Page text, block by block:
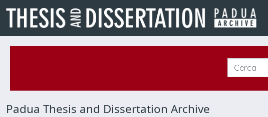
Padua Thesis and Dissertation Archive